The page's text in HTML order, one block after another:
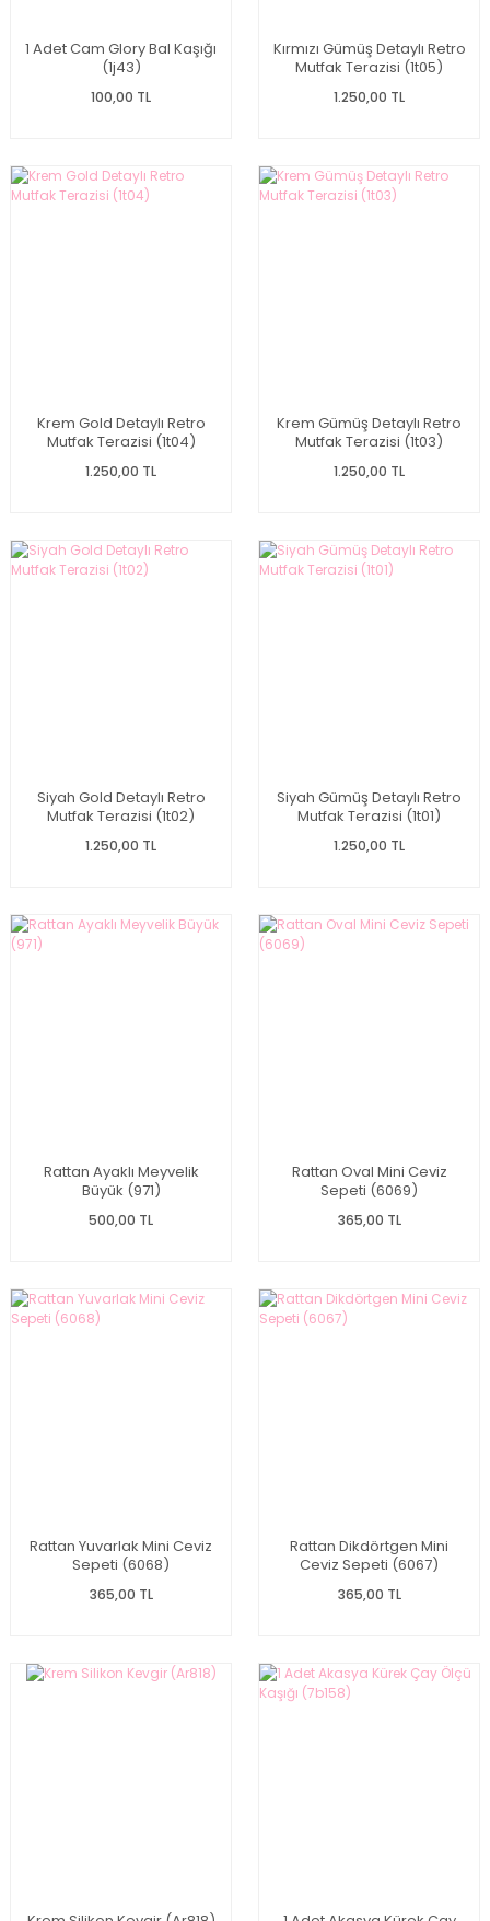
1 Adet Cam Glory Bal Kaşığı
(1j43)
100,00 TL
Kırmızı Gümüş Detaylı Retro
Mutfak Terazisi (1t05)
1.250,00 TL
Krem Gold Detaylı Retro
Mutfak Terazisi (1t04)
1.250,00 TL
Krem Gümüş Detaylı Retro
Mutfak Terazisi (1t03)
1.250,00 TL
Siyah Gold Detaylı Retro
Mutfak Terazisi (1t02)
1.250,00 TL
Siyah Gümüş Detaylı Retro
Mutfak Terazisi (1t01)
1.250,00 TL
Rattan Ayaklı Meyvelik
Büyük (971)
500,00 TL
Rattan Oval Mini Ceviz
Sepeti (6069)
365,00 TL
Rattan Yuvarlak Mini Ceviz
Sepeti (6068)
365,00 TL
Rattan Dikdörtgen Mini
Ceviz Sepeti (6067)
365,00 TL